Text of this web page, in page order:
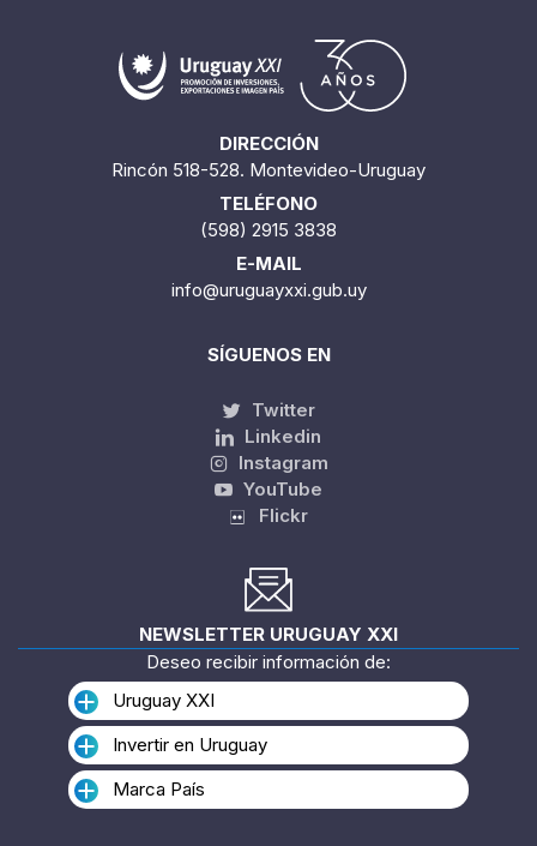
DIRECCIÓN
Rincón 518-528. Montevideo-Uruguay
TELÉFONO
(598) 2915 3838
E-MAIL
info@uruguayxxi.gub.uy
SÍGUENOS EN
Twitter
Linkedin
Instagram
YouTube
Flickr
NEWSLETTER URUGUAY XXI
Deseo recibir información de:
Uruguay XXI
Invertir en Uruguay
Marca País